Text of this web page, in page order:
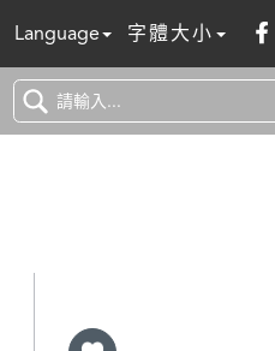
Language 字體大小